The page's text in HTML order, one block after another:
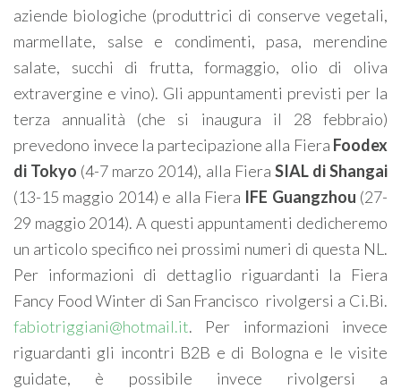
aziende biologiche (produttrici di conserve vegetali,
marmellate, salse e condimenti, pasa, merendine
salate, succhi di frutta, formaggio, olio di oliva
extravergine e vino). Gli appuntamenti previsti per la
terza annualità (che si inaugura il 28 febbraio)
prevedono invece la partecipazione alla Fiera Foodex
di Tokyo (4-7 marzo 2014), alla Fiera SIAL di Shangai
(13-15 maggio 2014) e alla Fiera IFE Guangzhou (27-
29 maggio 2014). A questi appuntamenti dedicheremo
un articolo specifico nei prossimi numeri di questa NL.
Per informazioni di dettaglio riguardanti la Fiera
Fancy Food Winter di San Francisco rivolgersi a Ci.Bi.
fabiotriggiani@hotmail.it. Per informazioni invece
riguardanti gli incontri B2B e di Bologna e le visite
guidate, è possibile invece rivolgersi a